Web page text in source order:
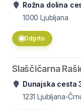
Rožna dolina
1000 Ljubljana
Odprto
Slaščičarna
Dunajska cesta
1231 Ljubljana-